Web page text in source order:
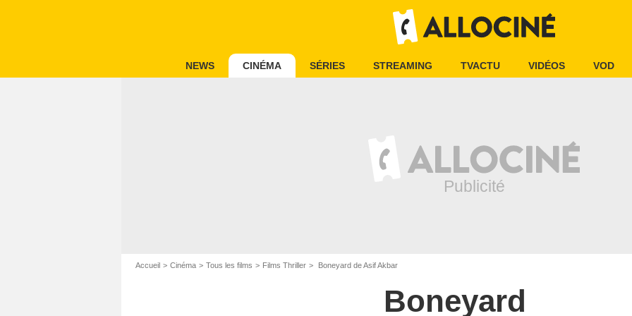
NEWS CINÉMA SÉRIES STREAMING TVACTU VIDÉOS VOD
Accueil Cinéma Tous les films Films Thriller Boneyard de Asif Akbar
Boneyard